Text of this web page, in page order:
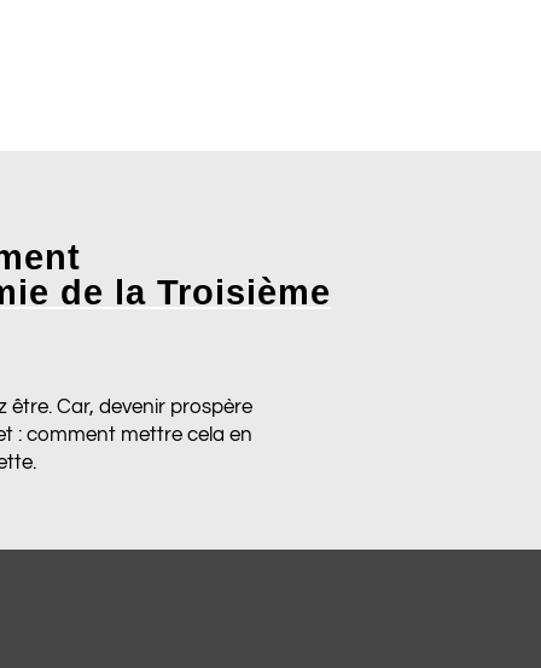
de la Troisième
être. Car, devenir prospère
: comment mettre cela en